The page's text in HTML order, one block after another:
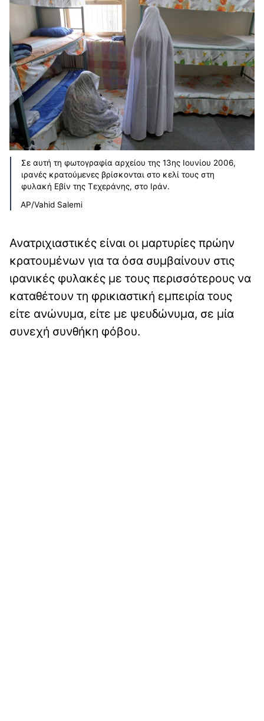
Σε αυτή τη φωτογραφία αρχείου της 13ης Ιουνίου 2006,
ιρανές κρατούμενες βρίσκονται στο κελί τους στη
φυλακή Εβίν της Τεχεράνης, στο Ιράν.
AP/Vahid Salemi
Ανατριχιαστικές είναι οι μαρτυρίες πρώην
κρατουμένων για τα όσα συμβαίνουν στις
ιρανικές φυλακές με τους περισσότερους να
καταθέτουν τη φρικιαστική εμπειρία τους
είτε ανώνυμα, είτε με ψευδώνυμα, σε μία
συνεχή συνθήκη φόβου.